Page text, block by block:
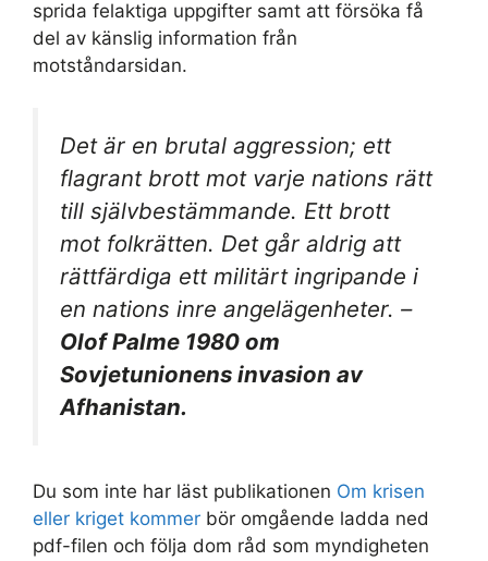
sprida felaktiga uppgifter samt att försöka få
del av känslig information från
motståndarsidan.
Det är en brutal aggression; ett
flagrant brott mot varje nations rätt
till självbestämmande. Ett brott
mot folkrätten. Det går aldrig att
rättfärdiga ett militärt ingripande i
en nations inre angelägenheter. –
Olof Palme 1980 om
Sovjetunionens invasion av
Afhanistan.
Du som inte har läst publikationen Om krisen
eller kriget kommer bör omgående ladda ned
pdf-filen och följa dom råd som myndigheten